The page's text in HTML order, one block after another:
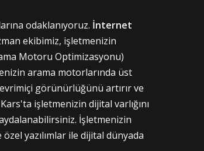
odaklanıyoruz. İnternet
ekibimiz, işletmenizin
Motoru Optimizasyonu)
arama motorlarında üst
görünürlüğünü artırır ve
işletmenizin dijital varlığını
İşletmenizin
yazılımlar ile dijital dünyada